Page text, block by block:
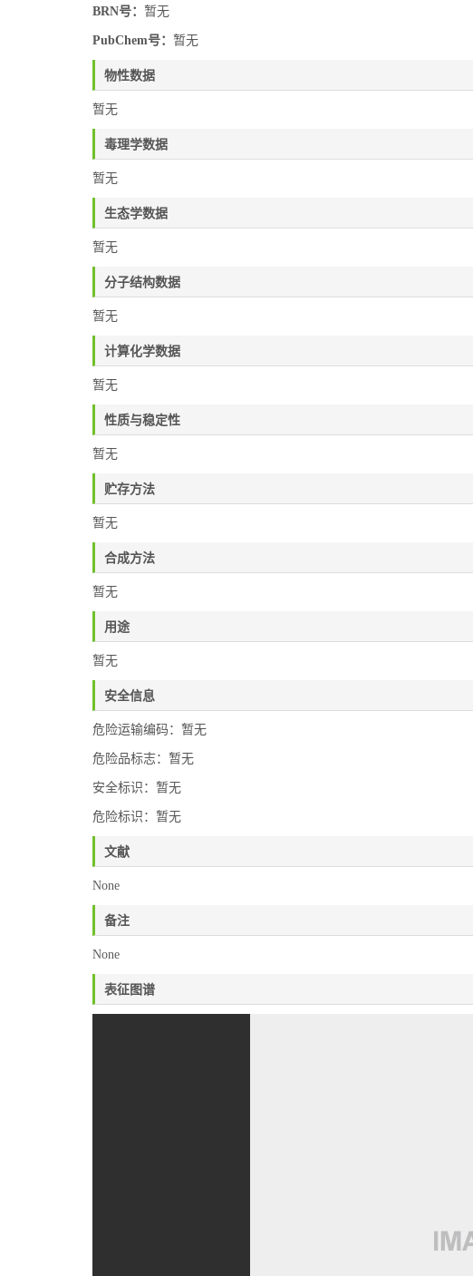
BRN号： 暂无
PubChem号： 暂无
物性数据
暂无
毒理学数据
暂无
生态学数据
暂无
分子结构数据
暂无
计算化学数据
暂无
性质与稳定性
暂无
贮存方法
暂无
合成方法
暂无
用途
暂无
安全信息
危险运输编码：暂无
危险品标志：暂无
安全标识：暂无
危险标识：暂无
文献
None
备注
None
表征图谱